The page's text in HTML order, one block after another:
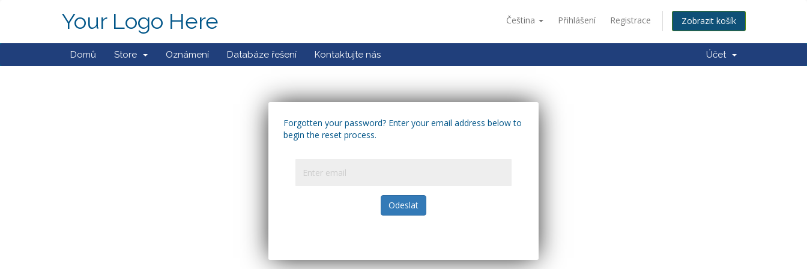
Čeština Přihlášení Registrace Zobrazit košík
Your Logo Here
Domů Store Oznámení Databáze řešení Kontaktujte nás Účet
Forgotten your password? Enter your email address below to
begin the reset process.
Odeslat